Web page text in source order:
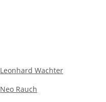
Leonhard Wachter
Neo Rauch